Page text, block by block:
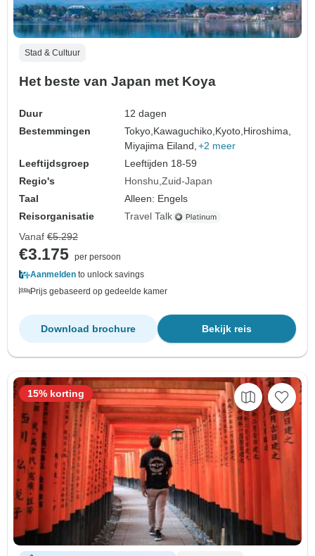
Stad & Cultuur
Het beste van Japan met Koya
Duur
12 dagen
Bestemmingen
Tokyo, Kawaguchiko, Kyoto, Hiroshima,
Miyajima Eiland, +2 meer
Leeftijdsgroep
Leeftijden 18-59
Regio's
Honshu Zuid-Japan
Taal
Alleen: Engels
Reisorganisatie
Travel Talk
Vanaf €5.292
€3.175 per persoon
Aanmelden to unlock savings
Prijs gebaseerd op gedeelde kamer
Bekijk reis
Download brochure
15% korting